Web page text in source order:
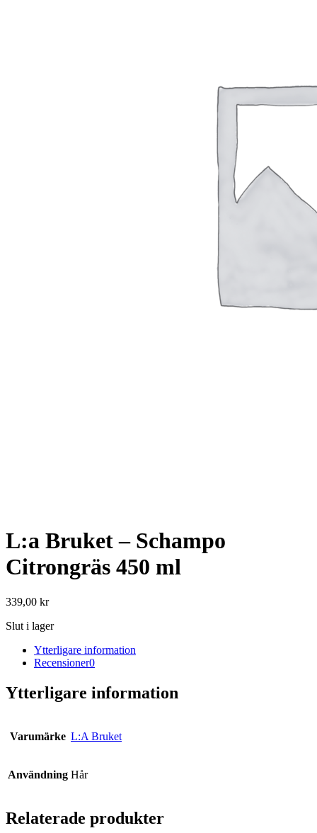
L:a Bruket – Schampo
Citrongräs 450 ml
339,00 kr
Slut i lager
Ytterligare information
Recensioner0
Ytterligare information
Varumärke L:A Bruket
Användning Hår
Relaterade produkter